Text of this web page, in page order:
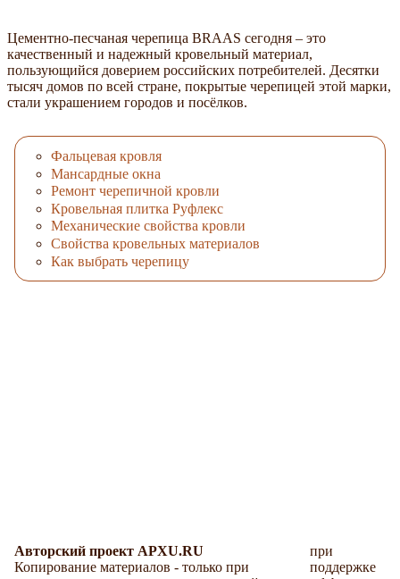
Цементно-песчаная черепица BRAAS сегодня – это
качественный и надежный кровельный материал,
пользующийся доверием российских потребителей. Десятки
тысяч домов по всей стране, покрытые черепицей этой марки,
стали украшением городов и посёлков.
Фальцевая кровля
Мансардные окна
Ремонт черепичной кровли
Кровельная плитка Руфлекс
Механические свойства кровли
Свойства кровельных материалов
Как выбрать черепицу
Авторский проект APXU.RU
Копирование материалов - только при
при
поддержке